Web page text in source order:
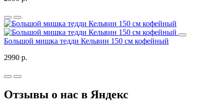
Большой мишка тедди Кельвин 150 см кофейный
2990 р.
Отзывы о нас в Яндекс